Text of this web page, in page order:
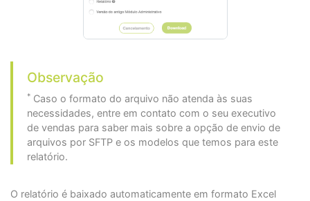
Observação
* Caso o formato do arquivo não atenda às suas
necessidades, entre em contato com o seu executivo
de vendas para saber mais sobre a opção de envio de
arquivos por SFTP e os modelos que temos para este
relatório.
O relatório é baixado automaticamente em formato Excel